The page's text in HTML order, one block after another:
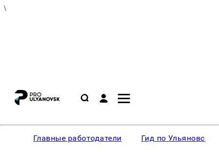
\
Главные работодатели Гид по Ульяновску